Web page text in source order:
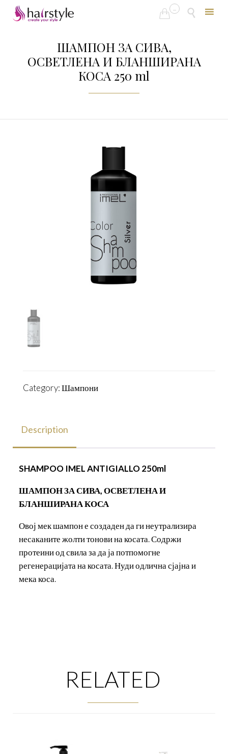
 ...

to
content
ШАМПОН ЗА СИВА,
ОСВЕТЛЕНА И БЛАНШИРАНА
КОСА 250 ml
Category:Шампони
Description
SHAMPOO IMEL ANTIGIALLO 250ml
ШАМПОН ЗА СИВА, ОСВЕТЛЕНА И
БЛАНШИРАНА КОСА
Овој мек шампон е создаден да ги неутрализира
несаканите жолти тонови на косата. Содржи
протеини од свила за да ја потпомогне
регенерацијата на косата. Нуди одлична сјајна и
мека коса.
RELATED